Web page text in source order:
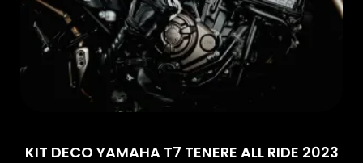
KIT DECO YAMAHA T7 TENERE ALL RIDE 2023